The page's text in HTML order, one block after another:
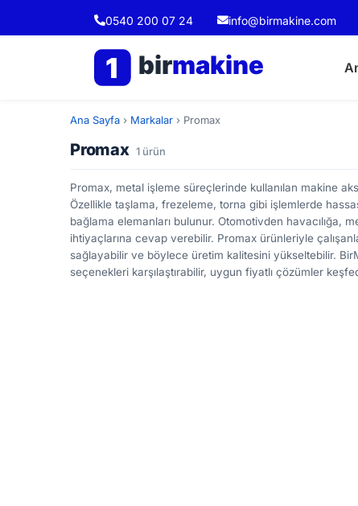
0540 200 07 24 info@birmakine.com
1 birmakine
Ana Sayfa › Markalar › Promax
Promax 1 ürün
Promax, metal işleme süreçlerinde kullanılan makine
Özellikle taşlama, frezeleme, torna gibi işlemlerde
bağlama elemanları bulunur. Otomotivden havacılığa,
ihtiyaçlarına cevap verebilir. Promax ürünleriyle
sağlayabilir ve böylece üretim kalitesini yükseltebilir.
seçenekleri karşılaştırabilir, uygun fiyatlı çözümler